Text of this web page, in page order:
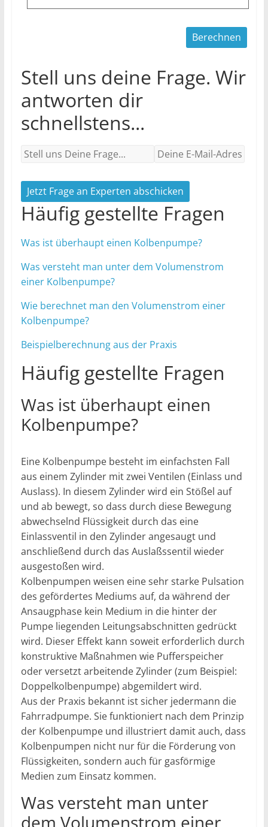
Stell uns deine Frage. Wir
antworten dir
schnellstens...
Jetzt Frage an Experten abschicken
Häufig gestellte Fragen
Was ist überhaupt einen Kolbenpumpe?
Was versteht man unter dem Volumenstrom
einer Kolbenpumpe?
Wie berechnet man den Volumenstrom einer
Kolbenpumpe?
Beispielberechnung aus der Praxis
Häufig gestellte Fragen
Was ist überhaupt einen
Kolbenpumpe?
Eine Kolbenpumpe besteht im einfachsten Fall
aus einem Zylinder mit zwei Ventilen (Einlass und
Auslass). In diesem Zylinder wird ein Stößel auf
und ab bewegt, so dass durch diese Bewegung
abwechselnd Flüssigkeit durch das eine
Einlassventil in den Zylinder angesaugt und
anschließend durch das Auslaßssentil wieder
ausgestoßen wird.
Kolbenpumpen weisen eine sehr starke Pulsation
des gefördertes Mediums auf, da während der
Ansaugphase kein Medium in die hinter der
Pumpe liegenden Leitungsabschnitten gedrückt
wird. Dieser Effekt kann soweit erforderlich durch
konstruktive Maßnahmen wie Pufferspeicher
oder versetzt arbeitende Zylinder (zum Beispiel:
Doppelkolbenpumpe) abgemildert wird.
Aus der Praxis bekannt ist sicher jedermann die
Fahrradpumpe. Sie funktioniert nach dem Prinzip
der Kolbenpumpe und illustriert damit auch, dass
Kolbenpumpen nicht nur für die Förderung von
Flüssigkeiten, sondern auch für gasförmige
Medien zum Einsatz kommen.
Was versteht man unter
dem Volumenstrom einer